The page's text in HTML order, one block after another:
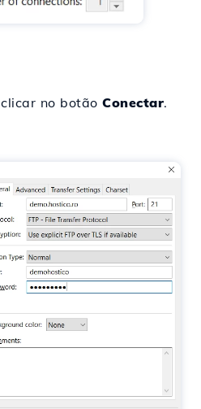
no botão Conectar.